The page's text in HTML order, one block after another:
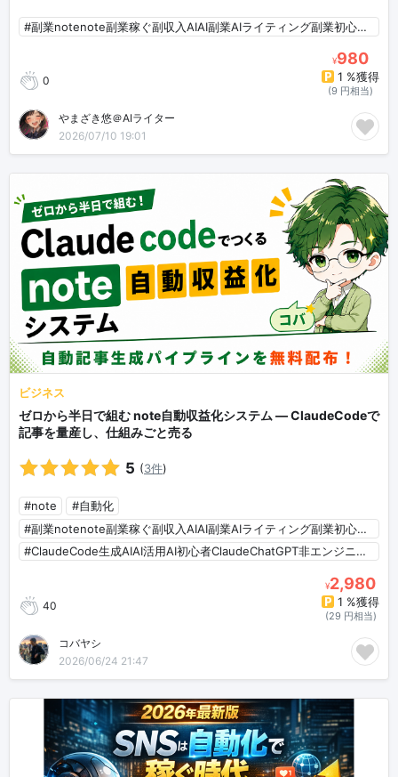
#副業notenote副業稼ぐ副収入AIAI副業AIライティング副業初心者AI初心者
0
¥980
1 %獲得
(9 円相当)
やまざき悠＠AIライター
2026/07/10 19:01
ビジネス
ゼロから半日で組む note自動収益化システム ― ClaudeCodeで
記事を量産し、仕組みごと売る
5 (3件)
#note
#自動化
#副業notenote副業稼ぐ副収入AIAI副業AIライティング副業初心者AI初心者
#ClaudeCode生成AIAI活用AI初心者ClaudeChatGPT非エンジニアターミナル業務効率化作業効率化
40
¥2,980
1 %獲得
(29 円相当)
コバヤシ
2026/06/24 21:47